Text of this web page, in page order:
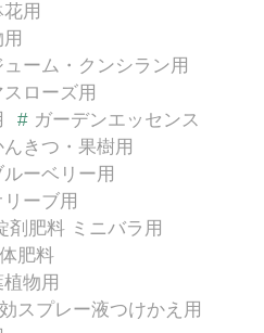
用
ーム・クンシラン用
ローズ用
# ガーデンエッセンス
きつ・果樹用
ーベリー用
ーブ用
剤肥料 ミニバラ用
肥料
物用
スプレー液つけかえ用